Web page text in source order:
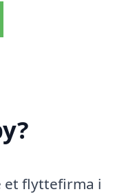
et flyttefirma i